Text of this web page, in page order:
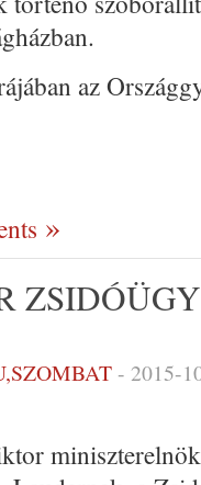
az
- 2015-